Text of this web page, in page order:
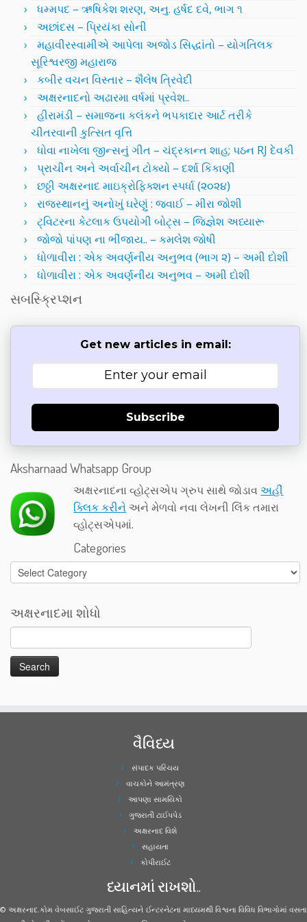
ધમ્મપદ – ઋષિકેશ શરણ, અનુ. હર્ષદ દવે, ભાગ ૧
અછાંદસ – પ્રિયંકા સોની
મહાવીરસ્વામીએ આપેલા અજોડ સિદ્ધાંતો – યોગતિલક
સૂરિશ્વરજી મહારાજ
કબીર વચન વિસ્તાર – શૈલેષ ત્રિવેદી
અક્ષરનાદનો અઢારમા વર્ષમાં પ્રવેશ..
હીરામંડી – સમાજના કલંકને ભપકાદાર આર્ટ તરીકે
ચીતરવાની કુત્સિત વૃત્તિ
ધોવા નાખેલા જીન્સનું ગીત – ચંદ્રકાન્ત શાહ; પઠન RJ દેવકી
પ્રાચીન અને અર્વાચીન ટોક્યો – દર્શા કિકાણી
છઠ્ઠી અક્ષરનાદ માઇક્રોફિક્શન સ્પર્ધા (૨૦૨૪)
રાજસ્થાનનું અનોખું ઘરેણું : જવાઈ – મીરા જોશી
ટ્વિટરના કેટલાક ઉપયોગી બોટ્સ – જિજ્ઞેશ અધ્યારૂ
જોજો પાંપણ ના ભીંજાય.. – કમલેશ જોષી
ધોળાવીરા : એક અવર્ણનીય અનુભવ (ભાગ ૨) – અમી દોશી
ધોળાવીરા : એક અવર્ણનીય અનુભવ – અમી દોશી
સબસ્ક્રિપ્શન
Get new articles in email:
Subscribe
Aksharnaad Whatsapp Group
અક્ષરનાદના વ્હોટ્સએપ ગ્રુપ સાથે જોડાવઅહીં
ક્લિક કરીને અને મેળવો નવા લેખની લિંક તમારા
વ્હોટ્સએપમાં.
Categories
Categories
અક્ષરનાદમા શોધો
વૈવિધ્ય
સંપાદક પરિચય
વાચકોને આમંત્રણ
આપણા સામયિકો
ગુજરાતી ટાઈપપેડ
અક્ષરનાદ વિશે
સહાયતા
કોપીરાઈટ
ધ્યાનમાં રાખશો..
© અક્ષરનાદ.કોમ વેબસાઈટ ગુજરાતી સાહિત્યને ઈન્ટરનેટના માધ્યમથી વિશ્વના વિવિધ વિભાગોમાં વસતા